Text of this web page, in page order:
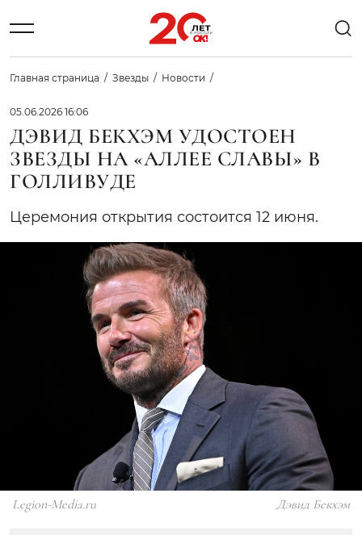
Главная страница Звезды Новости
05.06.2026 16:06
ДЭВИД БЕКХЭМ УДОСТОЕН
ЗВЕЗДЫ НА «АЛЛЕЕ СЛАВЫ» В
ГОЛЛИВУДЕ
Церемония открытия состоится 12 июня.
Legion-Media.ru Дэвид Бекхэм